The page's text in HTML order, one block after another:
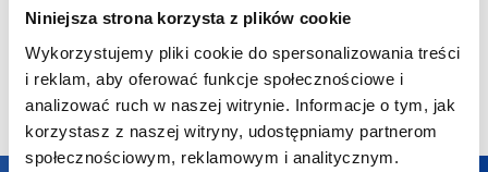
Niniejsza strona korzysta z plików cookie
Wykorzystujemy pliki cookie do spersonalizowania treści
i reklam, aby oferować funkcje społecznościowe i
analizować ruch w naszej witrynie. Informacje o tym, jak
korzystasz z naszej witryny, udostępniamy partnerom
społecznościowym, reklamowym i analitycznym.
21,56zł netto 21,58zł netto